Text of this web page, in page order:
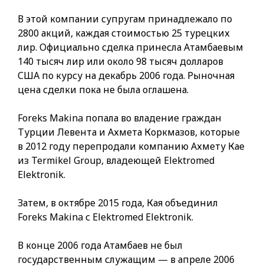
В этой компании супругам принадлежало по
2800 акций, каждая стоимостью 25 турецких
лир. Официально сделка принесла Атамбаевым
140 тысяч лир или около 98 тысяч долларов
США по курсу на декабрь 2006 года. Рыночная
цена сделки пока не была оглашена.
Foreks Makina попала во владение граждан
Турции Левента и Ахмета Коркмазов, которые
в 2012 году перепродали компанию Ахмету Кае
из Termikel Group, владеющей Elektromed
Elektronik.
Затем, в октябре 2015 года, Кая объединил
Foreks Makina с Elektromed Elektronik.
В конце 2006 года Атамбаев не был
государственным служащим — в апреле 2006